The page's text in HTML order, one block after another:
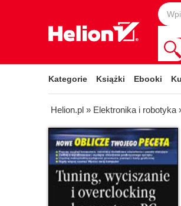
Kategorie Książki Ebooki
Helion.pl » Elektronika i robotyka